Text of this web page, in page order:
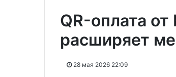
QR-оплата
расширяет
28 мая 2026 22:09